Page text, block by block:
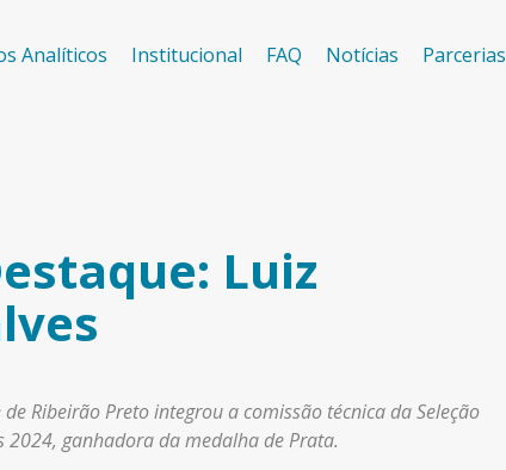
Analíticos Institucional FAQ Notícias Parcerias
Luiz
de Ribeirão Pretointegrou a comissão técnica da Seleção
2024, ganhadora da medalha de Prata.